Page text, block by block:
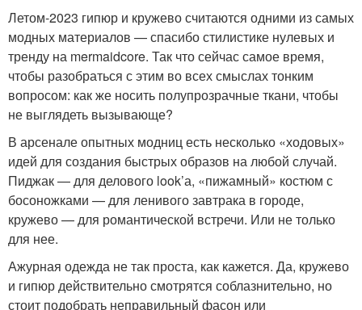
Летом-2023 гипюр и кружево считаются одними из самых
модных материалов — спасибо стилистике нулевых и
тренду на mermaidcore. Так что сейчас самое время,
чтобы разобраться с этим во всех смыслах тонким
вопросом: как же носить полупрозрачные ткани, чтобы
не выглядеть вызывающе?
В арсенале опытных модниц есть несколько «ходовых»
идей для создания быстрых образов на любой случай.
Пиджак — для делового look’а, «пижамный» костюм с
босоножками — для ленивого завтрака в городе,
кружево — для романтической встречи. Или не только
для нее.
Ажурная одежда не так проста, как кажется. Да, кружево
и гипюр действительно смотрятся соблазнительно, но
стоит подобрать неправильный фасон или